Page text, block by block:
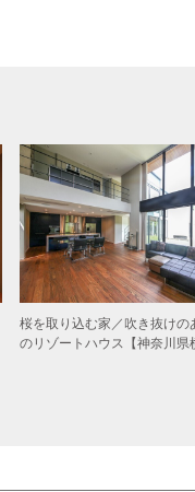
桜を取り込む家／吹き抜けの
のリゾートハウス【神奈川県